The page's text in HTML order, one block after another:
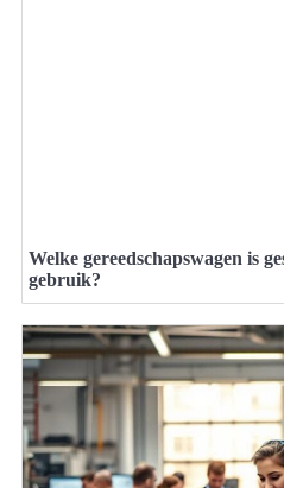
Welke gereedschapswagen is
gebruik?